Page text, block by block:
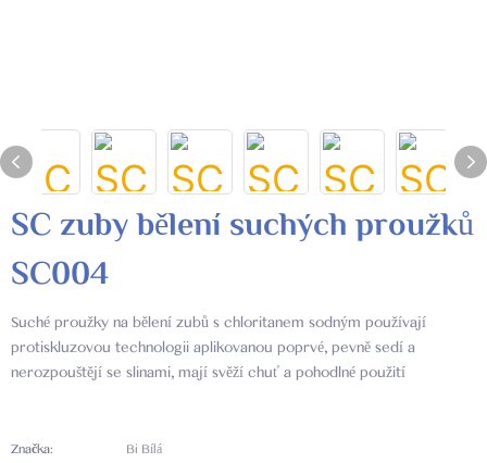
SC zuby bělení suchých proužků
SC004
Suché proužky na bělení zubů s chloritanem sodným používají
protiskluzovou technologii aplikovanou poprvé, pevně sedí a
nerozpouštějí se slinami, mají svěží chuť a pohodlné použití
Značka: Bi Bílá